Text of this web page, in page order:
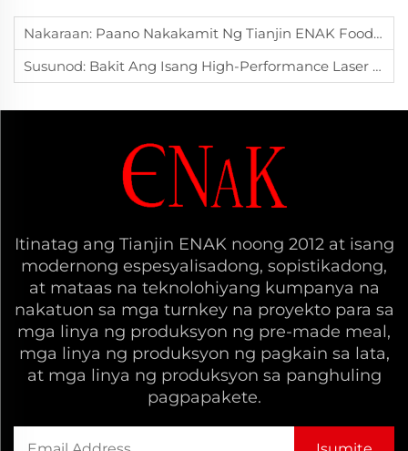
Nakaraan: Paano Nakakamit Ng Tianjin ENAK Food Packaging Production Line Ang Epektibong At Estable Na Automated Na Operasyon?
Susunod: Bakit Ang Isang High-Performance Laser Marking Machine Ang Mas Mainam Na Pagpipilian Para Sa Modernong Pagmamarka Sa Paggawa?
Itinatag ang Tianjin ENAK noong 2012 at isang
modernong espesyalisadong, sopistikadong,
at mataas na teknolohiyang kumpanya na
nakatuon sa mga turnkey na proyekto para sa
mga linya ng produksyon ng pre-made meal,
mga linya ng produksyon ng pagkain sa lata,
at mga linya ng produksyon sa panghuling
pagpapakete.